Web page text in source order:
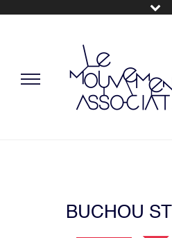
BUCHOU